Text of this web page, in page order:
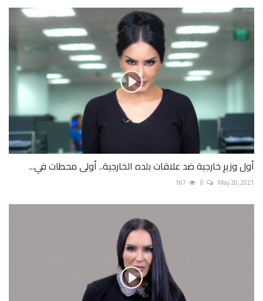
أول وزيرِ خارجية ضد علاقات بلده الخارجية.. أولى محطات في...
May 20, 2021
0
167